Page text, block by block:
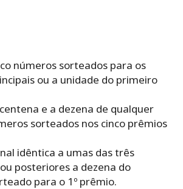
números sorteados para os
ou a unidade do primeiro
e a dezena de qualquer
sorteados nos cinco prêmios
idêntica a umas das três
posteriores a dezena do
para o 1º prêmio.